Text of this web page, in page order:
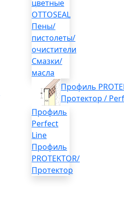
цветные
OTTOSEAL
Пены/
пистолеты/
очистители
Смазки/
масла
Профиль
Протектор /
Профиль
Perfect
Line
Профиль
PROTEKTOR/
Протектор